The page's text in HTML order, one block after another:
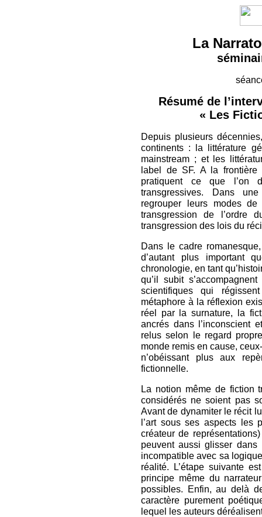
La
Résumé de
« Les
Depuis plusieurs
continents : la littérature
mainstream ; et les
label de SF. A la frontière
pratiquent ce que l’on
transgressives. Dans
regrouper leurs modes
transgression de l’ordre
transgression des lois du
Dans le cadre
d’autant plus important
chronologie, en tant
qu’il subit
scientifiques qui
métaphore à la réflexion
réel par la surnature, la
ancrés dans l’inconscient
relus selon le regard
monde remis en cause,
n’obéissant plus aux
fictionnelle.
La notion même de fiction
considérés ne soient pas
Avant de dynamiter le récit
l’art sous ses aspects les
créateur de
peuvent aussi glisser
incompatible avec sa
réalité. L’étape suivante
principe même du
possibles. Enfin, au delà
caractère purement
lequel les auteurs